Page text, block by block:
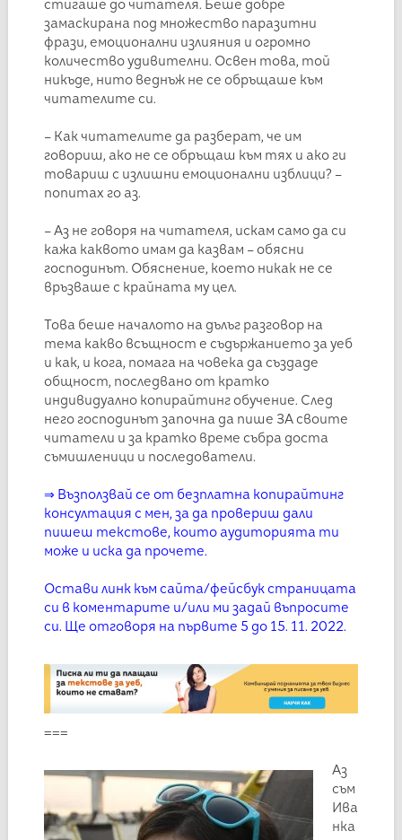
стигаше до читателя. Беше добре
замаскирана под множество паразитни
фрази, емоционални излияния и огромно
количество удивителни. Освен това, той
никъде, нито веднъж не се обръщаше към
читателите си.
– Как читателите да разберат, че им
говориш, ако не се обръщаш към тях и ако ги
товариш с излишни емоционални изблици? –
попитах го аз.
– Аз не говоря на читателя, искам само да си
кажа каквото имам да казвам – обясни
господинът. Обяснение, което никак не се
връзваше с крайната му цел.
Това беше началото на дълъг разговор на
тема какво всъщност е съдържанието за уеб
и как, и кога, помага на човека да създаде
общност, последвано от кратко
индивидуално копирайтинг обучение. След
него господинът започна да пише ЗА своите
читатели и за кратко време събра доста
съмишленици и последователи.
⇒ Възползвай се от безплатна копирайтинг
консултация с мен, за да провериш дали
пишеш текстове, които аудиторията ти
може и иска да прочете.
Остави линк към сайта/фейсбук страницата
си в коментарите и/или ми задай въпросите
си. Ще отговоря на първите 5 до 15. 11. 2022.
===
Аз
съм
Ива
нка